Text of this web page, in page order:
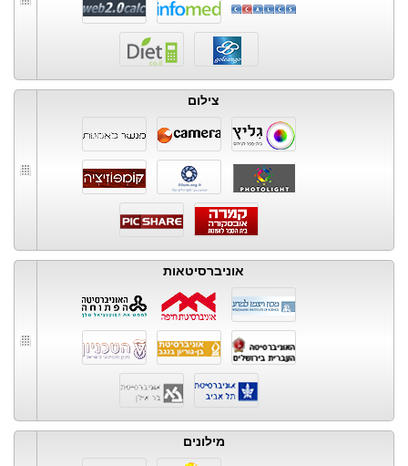
צילום
אוניברסיטאות
מילונים